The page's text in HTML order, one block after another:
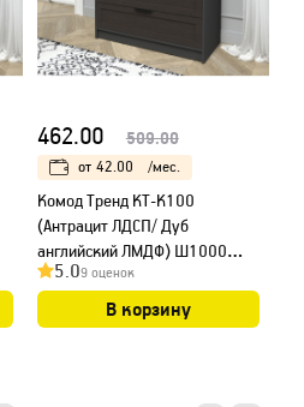
462.00 509.00
от 42.00 /мес.
Kомод Тренд КТ-К100
(Антрацит ЛДСП/ Дуб
английский ЛМДФ) Ш1000
В1020 Г451
5.09 оценок
В корзину